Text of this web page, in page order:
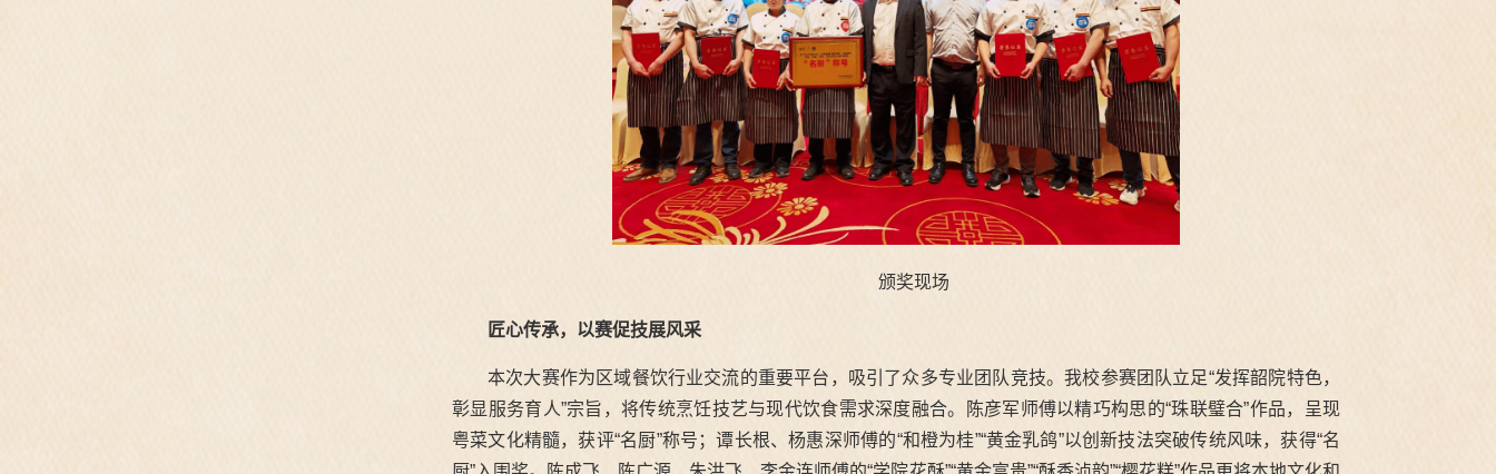
颁奖现场
匠心传承，以赛促技展风采
本次大赛作为区域餐饮行业交流的重要平台，吸引了众多专业团队竞技。我校参赛团队立足“发挥韶院特色，
彰显服务育人”宗旨，将传统烹饪技艺与现代饮食需求深度融合。陈彦军师傅以精巧构思的“珠联璧合”作品，呈现
粤菜文化精髓，获评“名厨”称号；谭长根、杨惠深师傅的“和橙为桂”“黄金乳鸽”以创新技法突破传统风味，获得“名